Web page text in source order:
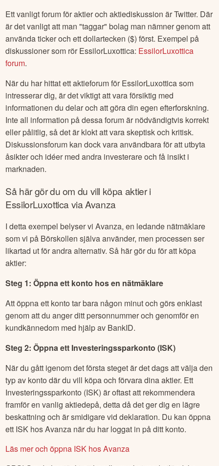
Ett vanligt forum för aktier och aktiediskussion är Twitter. Där
är det vanligt att man "taggar" bolag man nämner genom att
använda ticker och ett dollartecken ($) först. Exempel på
diskussioner som rör EssilorLuxottica: EssilorLuxottica
forum.
När du har hittat ett aktieforum för EssilorLuxotticasom
intresserar dig, är det viktigt att vara försiktig med
informationen du delar och att göra din egen efterforskning.
Inte all information på dessa forum är nödvändigtvis korrekt
eller pålitlig, så det är klokt att vara skeptisk och kritisk.
Diskussionsforum kan dock vara användbara för att utbyta
åsikter och idéer med andra investerare och få insikt i
marknaden.
Så här gör du om du vill köpa aktier i
EssilorLuxotticavia Avanza
I detta exempel belyser vi Avanza, en ledande nätmäklare
som vi på Börskollen själva använder, men processen ser
likartad ut för andra alternativ. Så här gör du för att köpa
aktier:
Steg 1: Öppna ett konto hos en nätmäklare
Att öppna ett konto tar bara någon minut och görs enklast
genom att du anger ditt personnummer och genomför en
kundkännedom med hjälp av BankID.
Steg 2: Öppna ett Investeringssparkonto (ISK)
När du gått igenom det första steget är det dags att välja den
typ av konto där du vill köpa och förvara dina aktier. Ett
Investeringssparkonto (ISK) är oftast att rekommendera
framför en vanlig aktiedepå, detta då det ger dig en lägre
beskattning och är smidigare vid deklaration. Du kan öppna
ett ISK hos Avanza när du har loggat in på ditt konto.
Läs mer och öppna ISK hos Avanza